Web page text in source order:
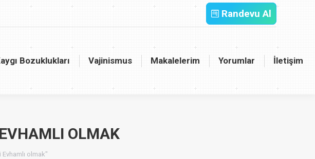
Randevu Al
Bozuklukları Vajinismus Makalelerim Yorumlar İletişim
OLMAK
olmak"
Yorumlar İletişim